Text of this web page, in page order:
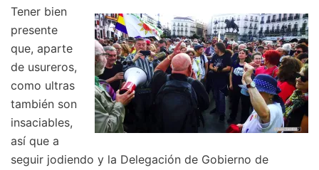
Tener bien
presente
que, aparte
de usureros,
como ultras
también son
insaciables,
así que a
seguir jodiendo y la Delegación de Gobierno de